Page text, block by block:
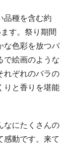
品種を含む約
す。祭り期間
な色彩を放つバ
で絵画のような
れぞれのバラの
りと香りを堪能
なにたくさんの
感動です。来て